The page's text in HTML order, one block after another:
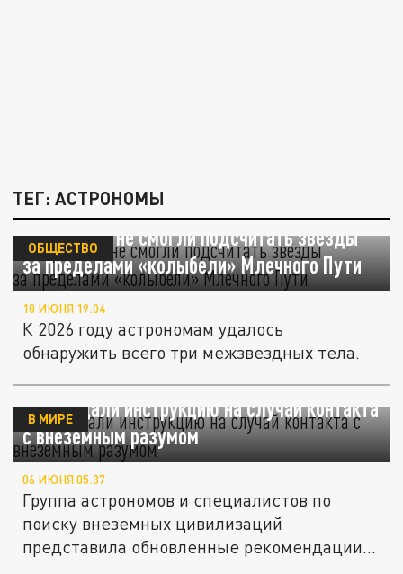
ТЕГ: АСТРОНОМЫ
Астрономы не смогли подсчитать звёзды
за пределами «колыбели» Млечного Пути
ОБЩЕСТВО
10 ИЮНЯ 19:04
К 2026 году астрономам удалось
обнаружить всего три межзвездных тела.
В США дали инструкцию на случай контакта
с внеземным разумом
В МИРЕ
06 ИЮНЯ 05:37
Группа астрономов и специалистов по
поиску внеземных цивилизаций
представила обновленные рекомендации